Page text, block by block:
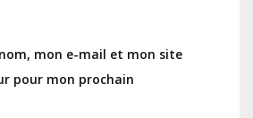
mon e-mail et mon site
pour mon prochain